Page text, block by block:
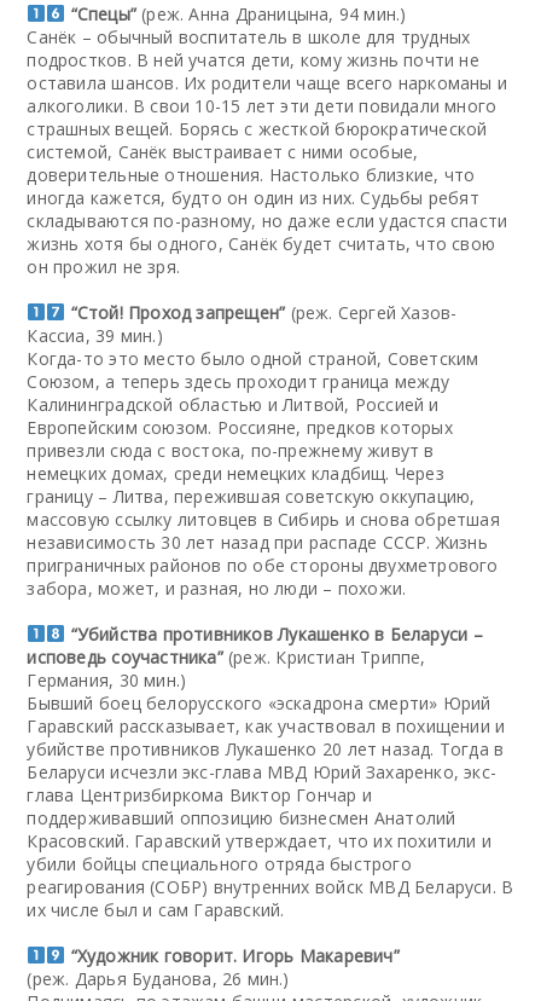
“Спецы”(реж. Анна Драницына, 94 мин.)
Санёк – обычный воспитатель в школе для трудных
подростков. В ней учатся дети, кому жизнь почти не
оставила шансов. Их родители чаще всего наркоманы и
алкоголики. В свои 10-15 лет эти дети повидали много
страшных вещей. Борясь с жесткой бюрократической
системой, Санёк выстраивает с ними особые,
доверительные отношения. Настолько близкие, что
иногда кажется, будто он один из них. Судьбы ребят
складываются по-разному, но даже если удастся спасти
жизнь хотя бы одного, Санёк будет считать, что свою
он прожил не зря.
“Стой! Проход запрещен” (реж. Сергей Хазов-
Кассиа, 39 мин.)
Когда-то это место было одной страной, Советским
Союзом, а теперь здесь проходит граница между
Калининградской областью и Литвой, Россией и
Европейским союзом. Россияне, предков которых
привезли сюда с востока, по-прежнему живут в
немецких домах, среди немецких кладбищ. Через
границу – Литва, пережившая советскую оккупацию,
массовую ссылку литовцев в Сибирь и снова обретшая
независимость 30 лет назад при распаде СССР. Жизнь
приграничных районов по обе стороны двухметрового
забора, может, и разная, но люди – похожи.
“Убийства противников Лукашенко в Беларуси –
исповедь соучастника”(реж. Кристиан Триппе,
Германия, 30 мин.)
Бывший боец белорусского «эскадрона смерти» Юрий
Гаравский рассказывает, как участвовал в похищении и
убийстве противников Лукашенко 20 лет назад. Тогда в
Беларуси исчезли экс-глава МВД Юрий Захаренко, экс-
глава Центризбиркома Виктор Гончар и
поддерживавший оппозицию бизнесмен Анатолий
Красовский. Гаравский утверждает, что их похитили и
убили бойцы специального отряда быстрого
реагирования (СОБР) внутренних войск МВД Беларуси. В
их числе был и сам Гаравский.
“Художник говорит. Игорь Макаревич”
(реж. Дарья Буданова, 26 мин.)